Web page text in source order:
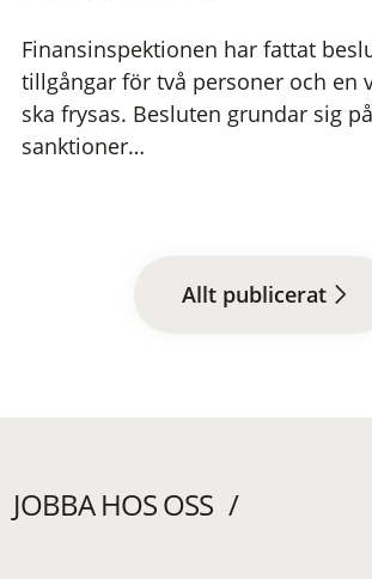
Finansinspektionen har fattat
tillgångar för två personer och en
ska frysas. Besluten grundar sig
sanktioner…
Allt publicerat
JOBBA HOS OSS